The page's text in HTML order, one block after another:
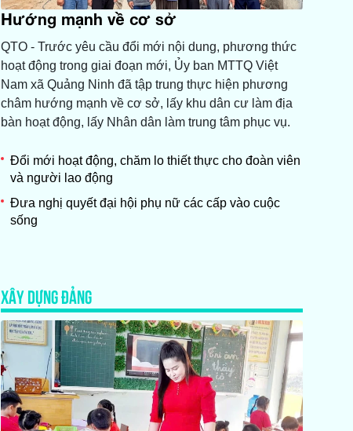
Hướng mạnh về cơ sở
QTO - Trước yêu cầu đổi mới nội dung, phương thức
hoạt động trong giai đoạn mới, Ủy ban MTTQ Việt
Nam xã Quảng Ninh đã tập trung thực hiện phương
châm hướng mạnh về cơ sở, lấy khu dân cư làm địa
bàn hoạt động, lấy Nhân dân làm trung tâm phục vụ.
Đổi mới hoạt động, chăm lo thiết thực cho đoàn viên
và người lao động
Đưa nghị quyết đại hội phụ nữ các cấp vào cuộc
sống
XÂY DỰNG ĐẢNG